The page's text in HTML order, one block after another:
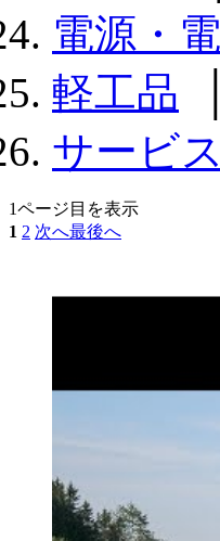
電源・
軽工品
サービ
1ページ目を表示
1 2 次へ最後へ